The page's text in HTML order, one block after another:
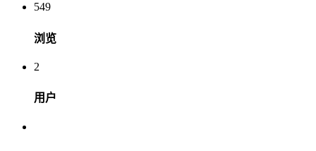
549
浏览
2
用户